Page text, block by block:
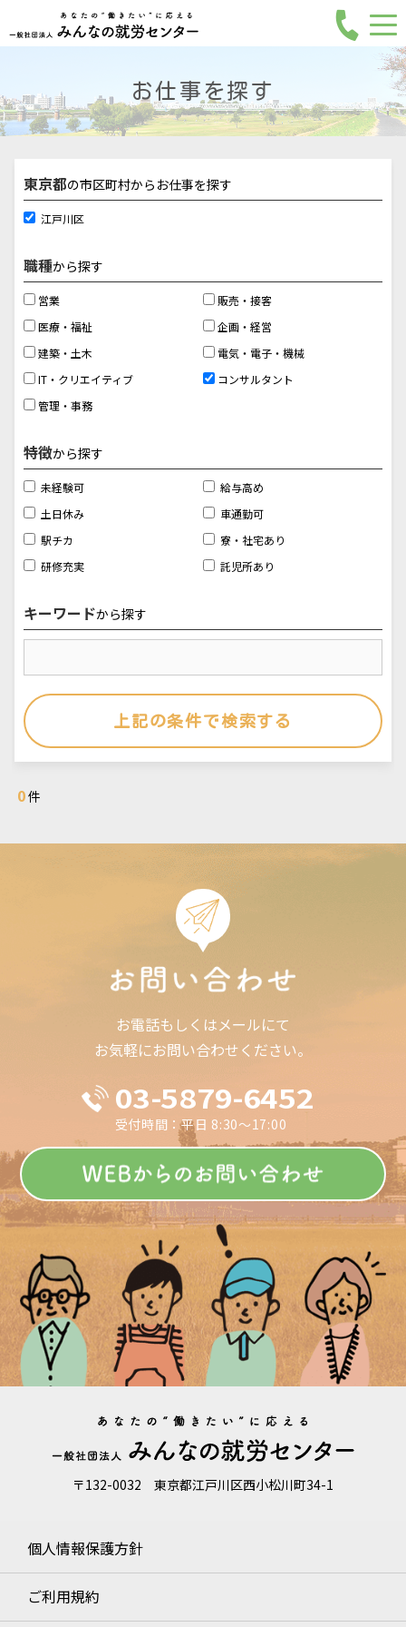
お仕事を探す
東京都の市区町村からお仕事を探す
江戸川区
職種から探す
営業
販売・接客
医療・福祉
企画・経営
建築・土木
電気・電子・機械
IT・クリエイティブ
コンサルタント
管理・事務
特徴から探す
未経験可
給与高め
土日休み
車通勤可
駅チカ
寮・社宅あり
研修充実
託児所あり
キーワードから探す
0件
お電話もしくはメールにて
お気軽にお問い合わせください。
03-5879-6452
受付時間：平日 8:30～17:00
〒132-0032 東京都江戸川区西小松川町34-1
個人情報保護方針
ご利用規約